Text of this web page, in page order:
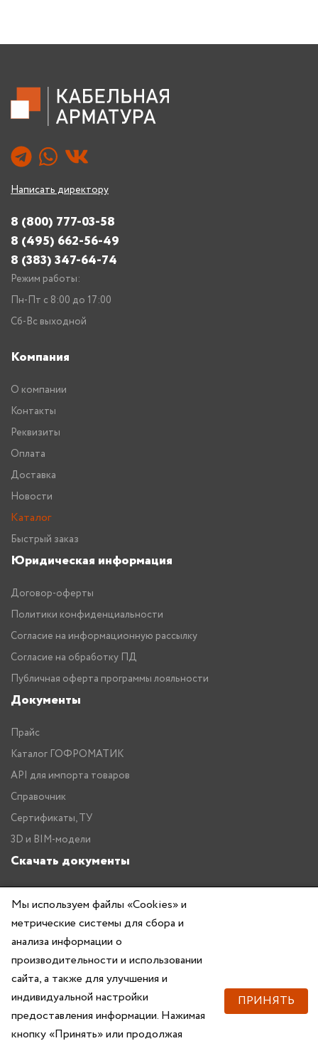
Написать директору
8 (800) 777-03-58
8 (495) 662-56-49
8 (383) 347-64-74
Режим работы:
Пн-Пт с 8:00 до 17:00
Сб-Вс выходной
Компания
О компании
Контакты
Реквизиты
Оплата
Доставка
Новости
Каталог
Быстрый заказ
Юридическая информация
Договор-оферты
Политики конфиденциальности
Согласие на информационную рассылку
Согласие на обработку ПД
Публичная оферта программы лояльности
Документы
Прайс
Каталог ГОФРОМАТИК
API для импорта товаров
Справочник
Сертификаты, ТУ
3D и BIM-модели
Скачать документы
Каталог ГОФРОМАТИК
Copyright © 2026 — ZKABEL.RU Все права защищены
Мы используем файлы «Cookies» и
метрические системы для сбора и
анализа информации о
производительности и использовании
сайта, а также для улучшения и
индивидуальной настройки
предоставления информации. Нажимая
кнопку «Принять» или продолжая
ПРИНЯТЬ